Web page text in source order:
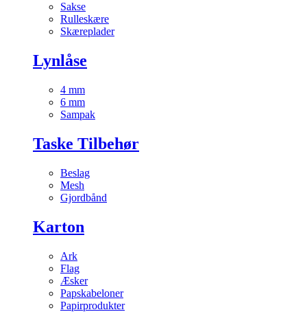
Sakse
Rulleskære
Skæreplader
Lynlåse
4 mm
6 mm
Sampak
Taske Tilbehør
Beslag
Mesh
Gjordbånd
Karton
Ark
Flag
Æsker
Papskabeloner
Papirprodukter